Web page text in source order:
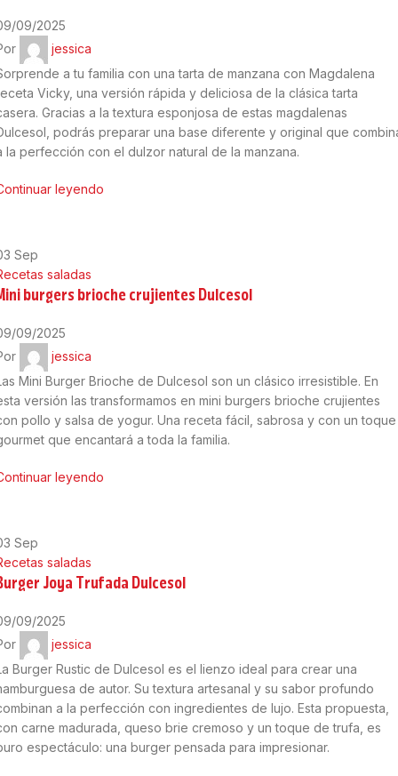
09/2025
jessica
a tu familia con una tarta de manzana con Magdalena
Vicky, una versión rápida y deliciosa de la clásica tarta
Gracias a la textura esponjosa de estas magdalenas
podrás preparar una base diferente y original que
la perfección con el dulzor natural de la manzana.
leyendo
Sep
saladas
burgers brioche crujientes Dulcesol
09/2025
jessica
Mini Burger Brioche de Dulcesol son un clásico irresistible. En
versión las transformamos en mini burgers brioche crujientes
pollo y salsa de yogur. Una receta fácil, sabrosa y con un toque
que encantará a toda la familia.
leyendo
Sep
saladas
Joya Trufada Dulcesol
09/2025
jessica
Burger Rustic de Dulcesol es el lienzo ideal para crear una
de autor. Su textura artesanal y su sabor profundo
a la perfección con ingredientes de lujo. Esta propuesta,
carne madurada, queso brie cremoso y un toque de trufa, es
espectáculo: una burger pensada para impresionar.